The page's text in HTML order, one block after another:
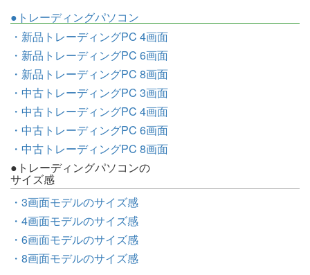
●トレーディングパソコン
・新品トレーディングPC 4画面
・新品トレーディングPC 6画面
・新品トレーディングPC 8画面
・中古トレーディングPC 3画面
・中古トレーディングPC 4画面
・中古トレーディングPC 6画面
・中古トレーディングPC 8画面
●トレーディングパソコンの
サイズ感
・3画面モデルのサイズ感
・4画面モデルのサイズ感
・6画面モデルのサイズ感
・8画面モデルのサイズ感